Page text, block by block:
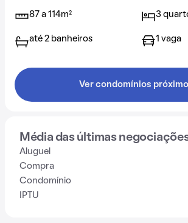
87 a 114m² 3
até 2 banheiros 1 vaga
Ver condomínios
Média das últimas
Aluguel
Compra
Condomínio
IPTU